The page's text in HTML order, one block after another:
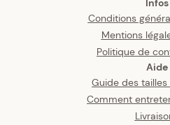
Infos
Conditions
Mentions
Politique de
Aide
Guide des
Comment